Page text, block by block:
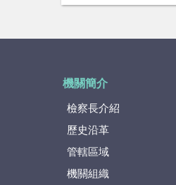
機關簡介
檢察長介紹
歷史沿革
管轄區域
機關組織